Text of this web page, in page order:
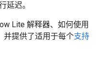
延迟。
Lite 解释器、如何使用
并提供了适用于每个支持